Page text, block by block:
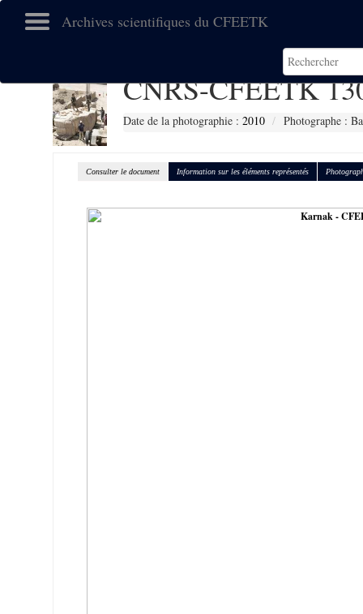
Archives scientifiques du CFEETK
CNRS-CFEETK
Date de la photographie : 2010 Photographe :
Consulter le document Information sur les éléments représentés